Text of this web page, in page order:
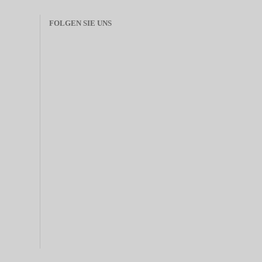
FOLGEN SIE UNS